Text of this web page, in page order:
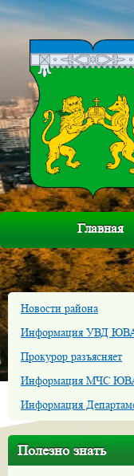
Главная
Новости района
Информация УВД
Прокурор разъясняет
Информация МЧС
Информация
Полезно знать